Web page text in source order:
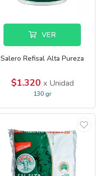
VER
Salero Refisal Alta Pureza
$1.320 x Unidad
130 gr